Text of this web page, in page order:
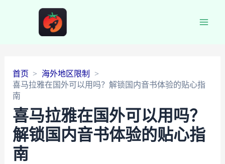
首页
海外地区限制
喜马拉雅在国外可以用吗？解锁国内音书体验的贴心指
南
喜马拉雅在国外可以用吗？
解锁国内音书体验的贴心指
南